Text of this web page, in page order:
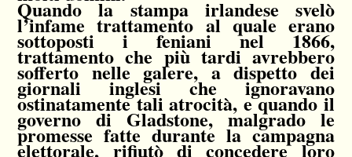
Quando la stampa irlandese svelò
l’infame trattamento al quale erano
sottoposti i feniani nel 1866,
trattamento che più tardi avrebbero
sofferto nelle galere, a dispetto dei
giornali inglesi che ignoravano
ostinatamente tali atrocità, e quando il
governo di Gladstone, malgrado le
promesse fatte durante la campagna
elettorale, rifiutò di concedere loro